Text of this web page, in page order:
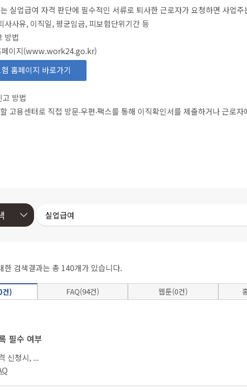
실업급여 자격 판단에 필수적인 서류로 퇴사한 근로자가 요청하면 사업
사사유, 이직일, 평균임금, 피보험단위기간 등
방법
페이지(www.work24.go.kr)
홈페이지 바로가기
방법
고용센터로 직접 방문‧우편‧팩스를 통해 이직확인서를 제출하거나 근로
한 검색결과는 총 140개가 있습니다.
건) FAQ(94건) 웹툰(0건)
필수 여부
신청시, ...